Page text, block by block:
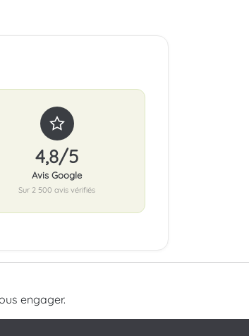
4,8/5
Avis Google
Sur 2 500 avis vérifiés
engager.